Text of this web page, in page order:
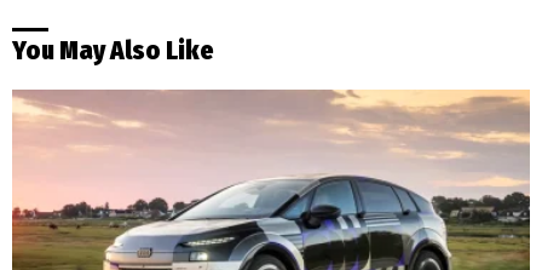
You May Also Like